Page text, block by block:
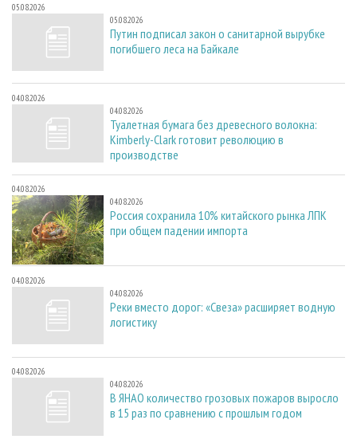
05.08.2026
05.08.2026
Путин подписал закон о санитарной вырубке
погибшего леса на Байкале
04.08.2026
04.08.2026
Туалетная бумага без древесного волокна:
Kimberly-Clark готовит революцию в
производстве
04.08.2026
04.08.2026
Россия сохранила 10% китайского рынка ЛПК
при общем падении импорта
04.08.2026
04.08.2026
Реки вместо дорог: «Свеза» расширяет водную
логистику
04.08.2026
04.08.2026
В ЯНАО количество грозовых пожаров выросло
в 15 раз по сравнению с прошлым годом